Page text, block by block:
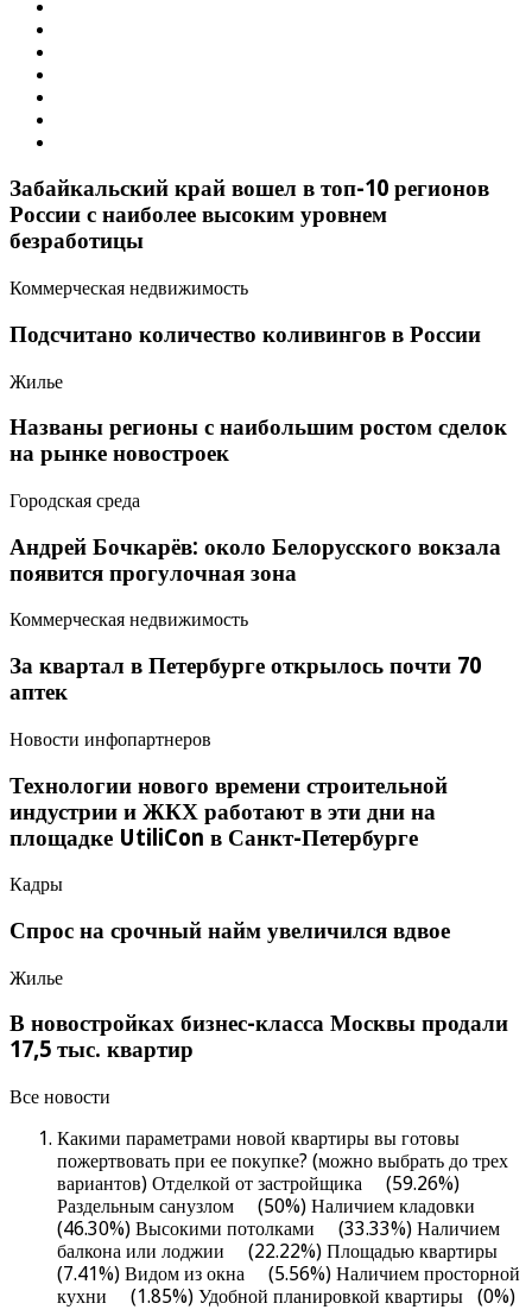
Забайкальский край вошел в топ-10 регионов
России с наиболее высоким уровнем
безработицы
Коммерческая недвижимость
Подсчитано количество коливингов в России
Жилье
Названы регионы с наибольшим ростом сделок
на рынке новостроек
Городская среда
Андрей Бочкарёв: около Белорусского вокзала
появится прогулочная зона
Коммерческая недвижимость
За квартал в Петербурге открылось почти 70
аптек
Новости инфопартнеров
Технологии нового времени строительной
индустрии и ЖКХ работают в эти дни на
площадке UtiliCon в Санкт-Петербурге
Кадры
Спрос на срочный найм увеличился вдвое
Жилье
В новостройках бизнес-класса Москвы продали
17,5 тыс. квартир
Все новости
Какими параметрами новой квартиры вы готовы
пожертвовать при ее покупке? (можно выбрать до трех
вариантов) Отделкой от застройщика (59.26%)
Раздельным санузлом (50%) Наличием кладовки
(46.30%) Высокими потолками (33.33%) Наличием
балкона или лоджии (22.22%) Площадью квартиры
(7.41%) Видом из окна (5.56%) Наличием просторной
кухни (1.85%) Удобной планировкой квартиры (0%)